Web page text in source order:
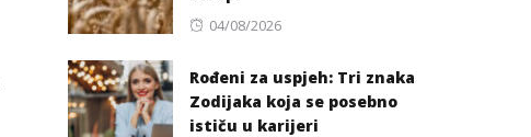
Posted
04/08/2026
Rođeni za uspjeh: Tri znaka
Zodijaka koja se posebno
ističu u karijeri